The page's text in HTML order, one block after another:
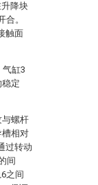
降块
。
触面
气缸3
定
与螺杆
槽相对
过转动
间
之间